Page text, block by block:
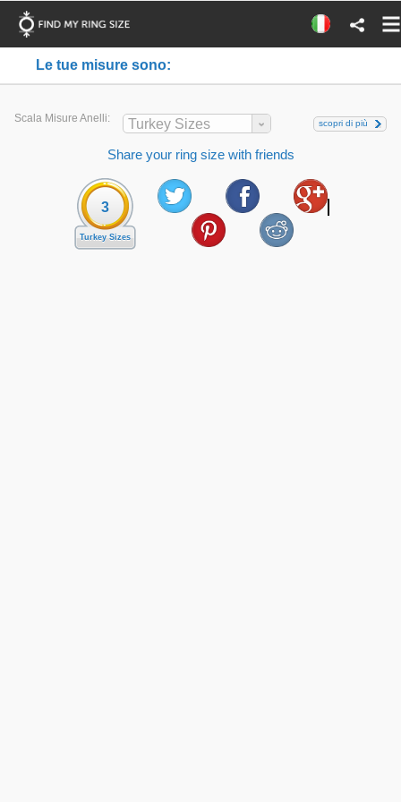
Le tue misure sono:
Scala Misure Anelli: Turkey Sizes scopri di più
Share your ring size with friends
3
Turkey Sizes